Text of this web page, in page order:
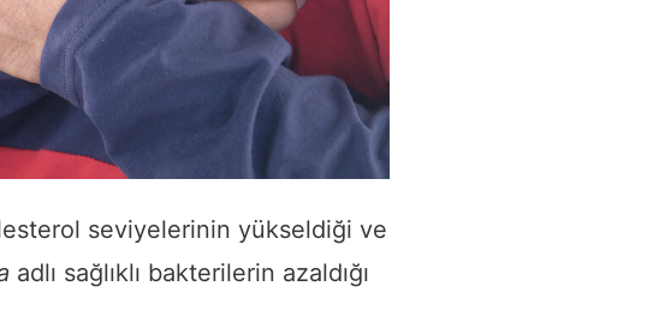
seviyelerinin yükseldiği ve
adlı sağlıklı bakterilerin azaldığı